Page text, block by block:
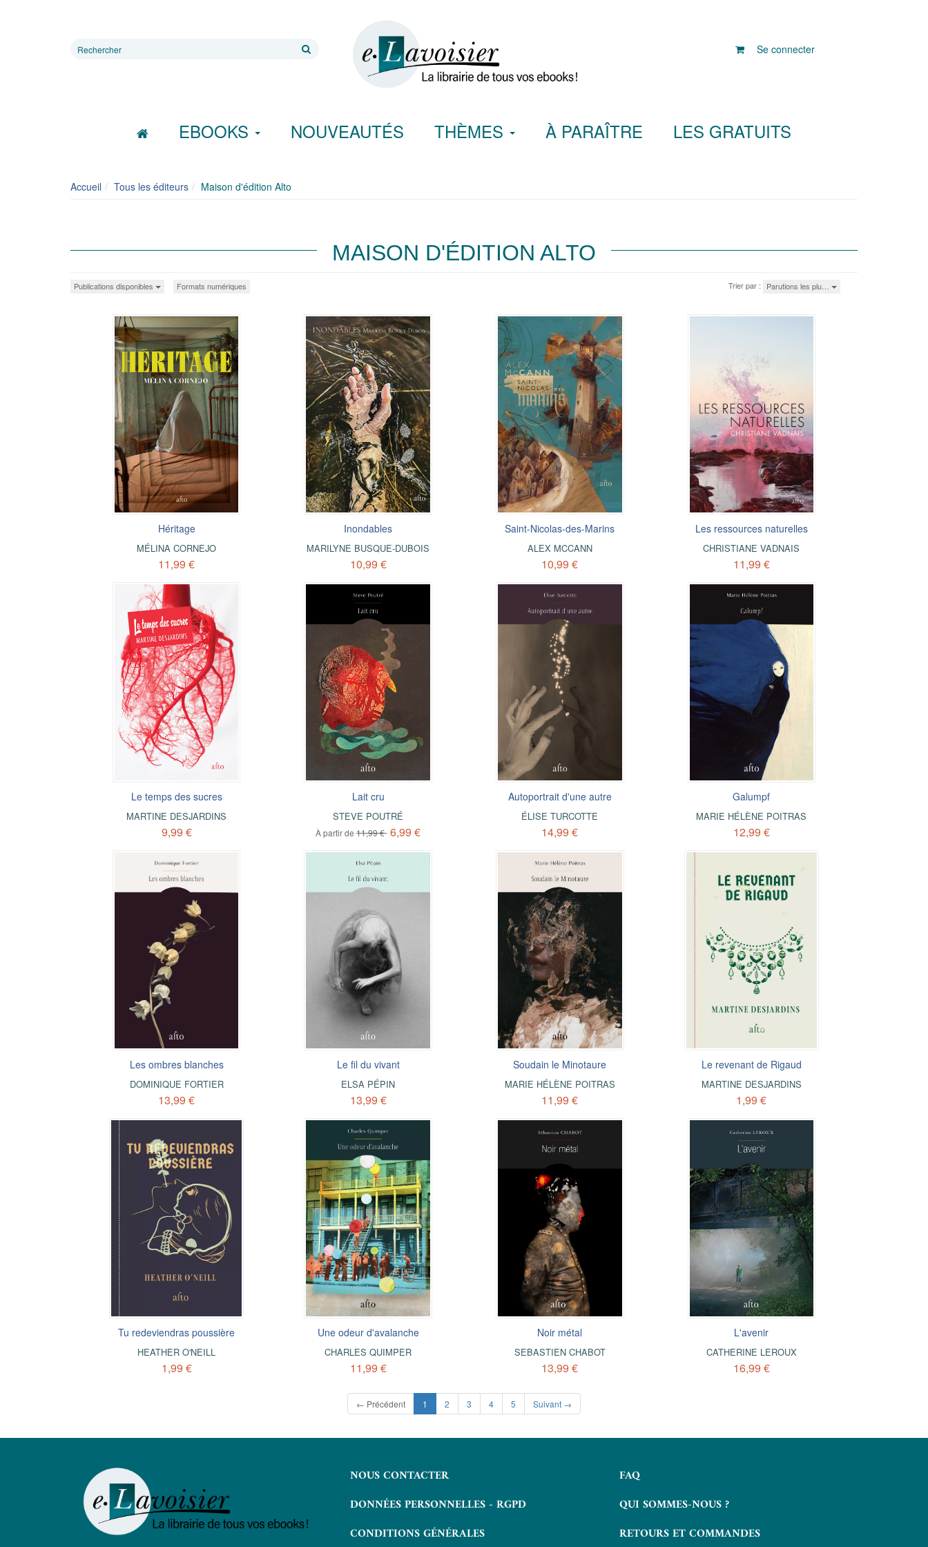
Rechercher
Se connecter
EBOOKS NOUVEAUTÉS THÈMES À PARAÎTRE LES GRATUITS
Accueil Tous les éditeurs Maison d'édition Alto
MAISON D'ÉDITION ALTO
Publications disponibles Formats numériques Trier par : Parutions les plu…
Héritage
MÉLINA CORNEJO
11,99 €
Inondables
MARILYNE BUSQUE-DUBOIS
10,99 €
Saint-Nicolas-des-Marins
ALEX MCCANN
10,99 €
Les ressources naturelles
CHRISTIANE VADNAIS
11,99 €
Le temps des sucres
MARTINE DESJARDINS
9,99 €
Lait cru
STEVE POUTRÉ
À partir de11,99 € 6,99 €
Autoportrait d'une autre
ÉLISE TURCOTTE
14,99 €
Galumpf
MARIE HÉLÈNE POITRAS
12,99 €
Les ombres blanches
DOMINIQUE FORTIER
13,99 €
Le fil du vivant
ELSA PÉPIN
13,99 €
Soudain le Minotaure
MARIE HÉLÈNE POITRAS
11,99 €
Le revenant de Rigaud
MARTINE DESJARDINS
1,99 €
Tu redeviendras poussière
HEATHER O'NEILL
1,99 €
Une odeur d'avalanche
CHARLES QUIMPER
11,99 €
Noir métal
SEBASTIEN CHABOT
13,99 €
L'avenir
CATHERINE LEROUX
16,99 €
← Précédent 1 (current)
2 3 4 5 Suivant →
NOUS CONTACTER
DONNÉES PERSONNELLES - RGPD
CONDITIONS GÉNÉRALES
FAQ
QUI SOMMES-NOUS ?
RETOURS ET COMMANDES